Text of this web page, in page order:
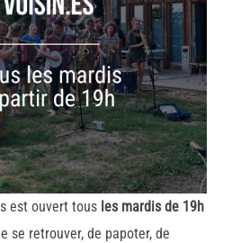
est ouvert tous les mardis de 19h
se retrouver, de papoter, de